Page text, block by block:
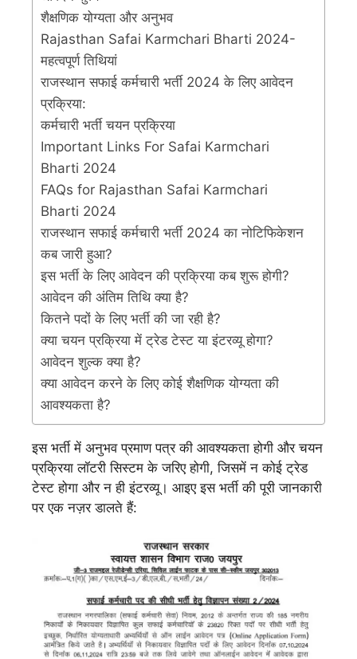
शैक्षणिक योग्यता और अनुभव
Rajasthan Safai Karmchari Bharti 2024-
महत्वपूर्ण तिथियां
राजस्थान सफाई कर्मचारी भर्ती 2024 के लिए आवेदन
प्रक्रिया:
कर्मचारी भर्ती चयन प्रक्रिया
Important Links For Safai Karmchari
Bharti 2024
FAQs for Rajasthan Safai Karmchari
Bharti 2024
राजस्थान सफाई कर्मचारी भर्ती 2024 का नोटिफिकेशन
कब जारी हुआ?
इस भर्ती के लिए आवेदन की प्रक्रिया कब शुरू होगी?
आवेदन की अंतिम तिथि क्या है?
कितने पदों के लिए भर्ती की जा रही है?
क्या चयन प्रक्रिया में ट्रेड टेस्ट या इंटरव्यू होगा?
आवेदन शुल्क क्या है?
क्या आवेदन करने के लिए कोई शैक्षणिक योग्यता की
आवश्यकता है?
इस भर्ती में अनुभव प्रमाण पत्र की आवश्यकता होगी और चयन
प्रक्रिया लॉटरी सिस्टम के जरिए होगी, जिसमें न कोई ट्रेड
टेस्ट होगा और न ही इंटरव्यू। आइए इस भर्ती की पूरी जानकारी
पर एक नज़र डालते हैं: